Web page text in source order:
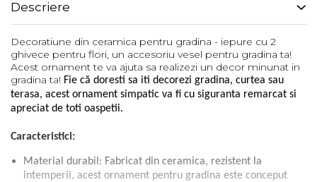
Descriere
Decoratiune din ceramica pentru gradina - iepure cu 2
ghivece pentru flori, un accesoriu vesel pentru gradina ta!
Acest ornament te va ajuta sa realizezi un decor minunat in
gradina ta! Fie că doresti sa iti decorezi gradina, curtea sau
terasa, acest ornament simpatic va fi cu siguranta remarcat si
apreciat de toti oaspetii.
Caracteristici:
Material durabil: Fabricat din ceramica, rezistent la
intemperii, acest ornament pentru gradina este conceput